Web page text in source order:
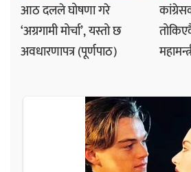
आठ दलले घोषणा गरे
‘अग्रगामी मोर्चा’, यस्तो छ
अवधारणापत्र (पूर्णपाठ)